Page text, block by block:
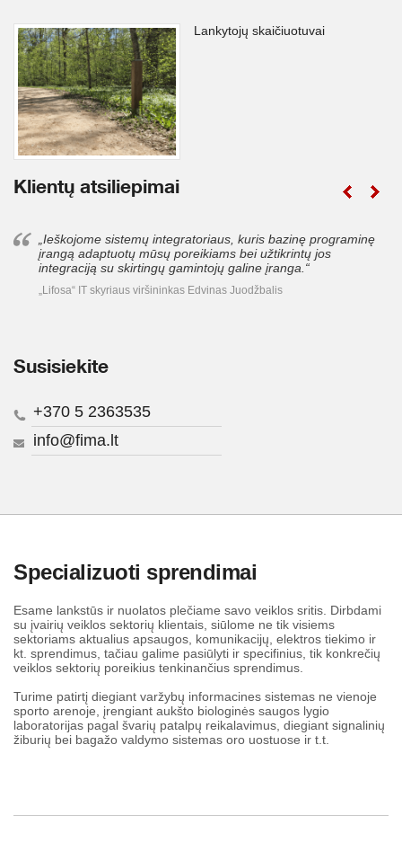
Lankytojų skaičiuotuvai
Klientų atsiliepimai
„Ieškojome sistemų integratoriaus, kuris bazinę programinę
įrangą adaptuotų mūsų poreikiams bei užtikrintų jos
integraciją su skirtingų gamintojų galine įranga.“
„Lifosa“ IT skyriaus viršininkas Edvinas Juodžbalis
Susisiekite
+370 5 2363535
info@fima.lt
Specializuoti sprendimai
Esame lankstūs ir nuolatos plečiame savo veiklos sritis. Dirbdami
su įvairių veiklos sektorių klientais, siūlome ne tik visiems
sektoriams aktualius apsaugos, komunikacijų, elektros tiekimo ir
kt. sprendimus, tačiau galime pasiūlyti ir specifinius, tik konkrečių
veiklos sektorių poreikius tenkinančius sprendimus.
Turime patirtį diegiant varžybų informacines sistemas ne vienoje
sporto arenoje, įrengiant aukšto biologinės saugos lygio
laboratorijas pagal švarių patalpų reikalavimus, diegiant signalinių
žiburių bei bagažo valdymo sistemas oro uostuose ir t.t.